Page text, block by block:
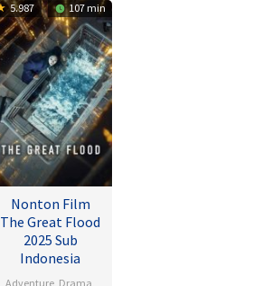
5.987 107 min
Nonton Film
The Great Flood
2025 Sub
Indonesia
Adventure, Drama,